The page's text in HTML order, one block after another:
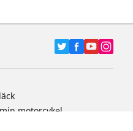
motorcykel